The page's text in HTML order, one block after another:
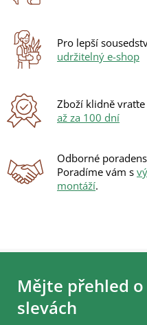
Pro lepší
udržitelný e-shop
Zboží klidně vraťte
až za 100 dní
Odborné
Poradíme vám s
montáží.
Z
Mějte přehled
slevách